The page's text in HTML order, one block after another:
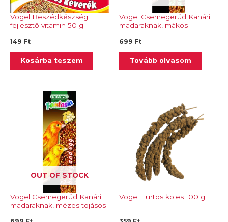
Vogel Beszédkészség
fejlesztő vitamin 50 g
149 Ft
Kosárba teszem
Vogel Csemegerúd Kanári
madaraknak, mákos
699 Ft
Tovább olvasom
OUT OF STOCK
Vogel Csemegerúd Kanári
madaraknak, mézes tojásos-
Vogel Fürtös köles 100 g